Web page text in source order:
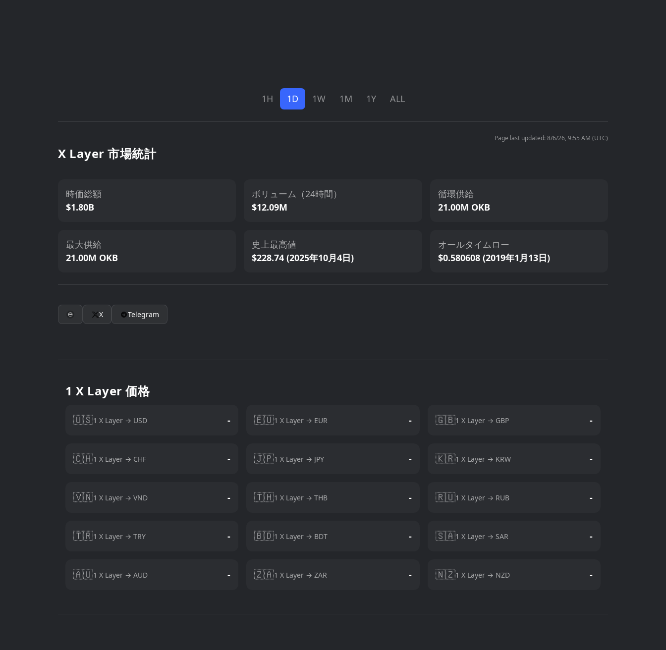
1H 1D 1W 1M 1Y ALL
Page last updated: 8/6/26, 9:55 AM (UTC)
X Layer 市場統計
時価総額
$1.80B
ボリューム（24時間）
$12.09M
循環供給
21.00M OKB
最大供給
21.00M OKB
史上最高値
$228.74 (2025年10月4日)
オールタイムロー
$0.580608 (2019年1月13日)
X Telegram
1 X Layer 価格
🇺🇸1 X Layer → USD - 🇪🇺1 X Layer → EUR - 🇬🇧1 X Layer → GBP -
🇨🇭1 X Layer → CHF - 🇯🇵1 X Layer → JPY - 🇰🇷1 X Layer → KRW -
🇻🇳1 X Layer → VND - 🇹🇭1 X Layer → THB - 🇷🇺1 X Layer → RUB -
🇹🇷1 X Layer → TRY - 🇧🇩1 X Layer → BDT - 🇸🇦1 X Layer → SAR -
🇦🇺1 X Layer → AUD - 🇿🇦1 X Layer → ZAR - 🇳🇿1 X Layer → NZD -